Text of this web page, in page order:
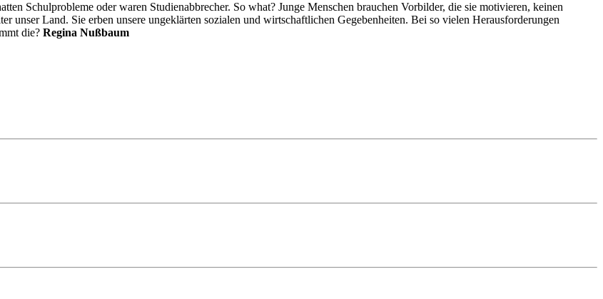
Schulprobleme oder waren Studienabbrecher. So what? Junge Menschen brauchen Vorbilder, die sie motivieren, keinen
unser Land. Sie erben unsere ungeklärten sozialen und wirtschaftlichen Gegebenheiten. Bei so vielen Herausforderungen
die? Regina Nußbaum